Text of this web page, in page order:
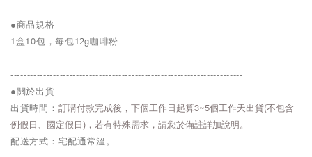
●商品規格
1盒10包，每包12g咖啡粉
-----------------------------------------------------------------------
●關於出貨
出貨時間： 訂購付款完成後，下個工作日起算3~5個工作天出貨(不包含
例假日、國定假日)，若有特殊需求，請您於備註詳加說明。
配送方式：宅配通常溫。